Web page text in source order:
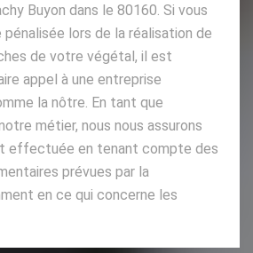
Buyon dans le 80160. Si vous
lors de la réalisation de
de votre végétal, il est
appel à une entreprise
la nôtre. En tant que
métier, nous nous assurons
effectuée en tenant compte des
prévues par la
en ce qui concerne les